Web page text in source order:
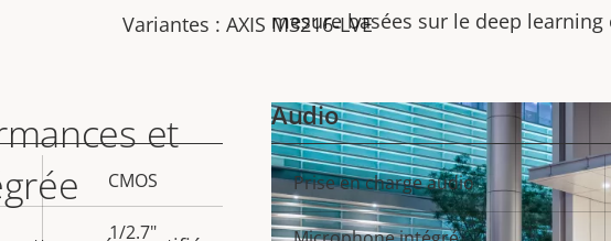
mesure basées sur le deep
et
Variantes : AXIS M3216-LVE
CMOS
1/2.7"
Audio
Description
de la
Valeur
de la
Prise en charge audio